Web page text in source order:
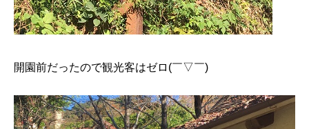
開園前だったので観光客はゼロ(￣▽￣)